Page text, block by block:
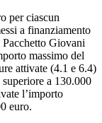
per ciascun
a finanziamento
Giovani
massimo del
attivate (4.1 e 6.4)
a 130.000
l’importo
euro.